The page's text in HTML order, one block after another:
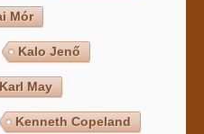
Mór
Kalo Jenő
Karl May
Kenneth Copeland